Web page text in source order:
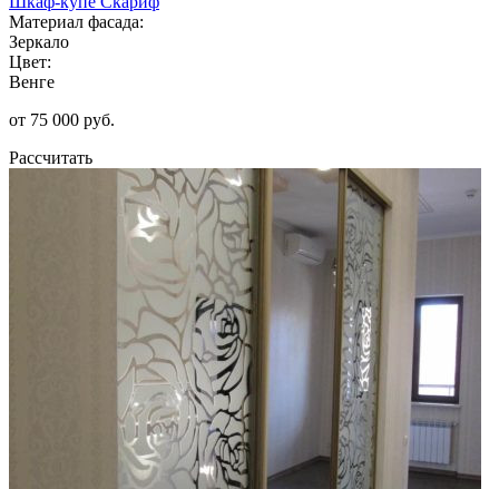
Материал фасада:
Зеркало
Цвет:
Венге
от 75 000 руб.
Рассчитать